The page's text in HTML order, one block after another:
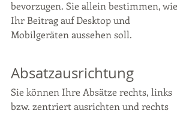
bevorzugen. Sie allein bestimmen, wie
Ihr Beitrag auf Desktop und
Mobilgeräten aussehen soll.
Absatzausrichtung
Sie können Ihre Absätze rechts, links
bzw. zentriert ausrichten und rechts